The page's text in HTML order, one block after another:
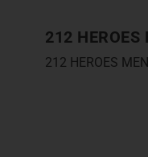
212 HEROES
212 HEROES